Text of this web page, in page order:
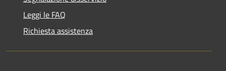
Leggi le FAQ
Richiesta assistenza